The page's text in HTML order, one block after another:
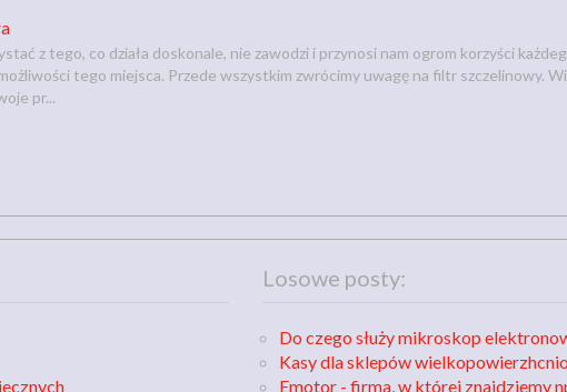
z tego, co działa doskonale, nie zawodzi i przynosi nam ogrom korzyści
tego miejsca. Przede wszystkim zwrócimy uwagę na filtr szczelinowy.
pr...
Losowe posty:
Do czego służy mikroskop
Kasy dla sklepów
Emotor - firma, w której znajdziemy